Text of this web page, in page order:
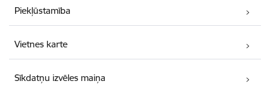
Piekļūstamība
Vietnes karte
Sīkdatņu izvēles maiņa